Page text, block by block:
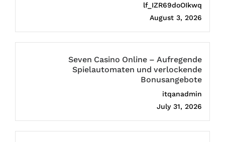
lf_IZR69doOIkwq
August 3, 2026
Seven Casino Online – Aufregende
Spielautomaten und verlockende
Bonusangebote
itqanadmin
July 31, 2026